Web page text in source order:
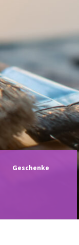
Geschenke